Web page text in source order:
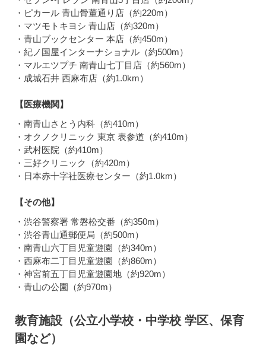
・ピカール 青山骨董通り店（約220m）
・マツモトキヨシ 青山店（約320m）
・青山ブックセンター 本店（約450m）
・紀ノ国屋インターナショナル（約500m）
・マルエツプチ 南青山七丁目店（約560m）
・成城石井 西麻布店（約1.0km）
【医療機関】
・南青山さとう内科（約410m）
・オクノクリニック 東京 表参道（約410m）
・武村医院（約410m）
・三好クリニック（約420m）
・日本赤十字社医療センター（約1.0km）
【その他】
・渋谷警察署 常磐松交番（約350m）
・渋谷青山通郵便局（約500m）
・南青山六丁目児童遊園（約340m）
・西麻布二丁目児童遊園（約860m）
・神宮前五丁目児童遊園地（約920m）
・青山の公園（約970m）
教育施設（公立小学校・中学校 学区、保育
園など）